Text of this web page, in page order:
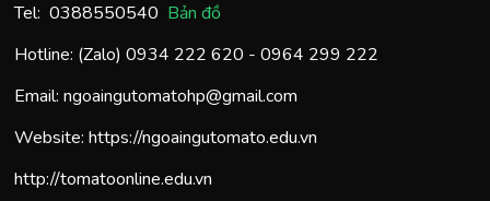
Tel: 0388550540 Bản đồ
Hotline: (Zalo) 0934 222 620 - 0964 299 222
Email: ngoaingutomatohp@gmail.com
Website: https://ngoaingutomato.edu.vn
http://tomatoonline.edu.vn